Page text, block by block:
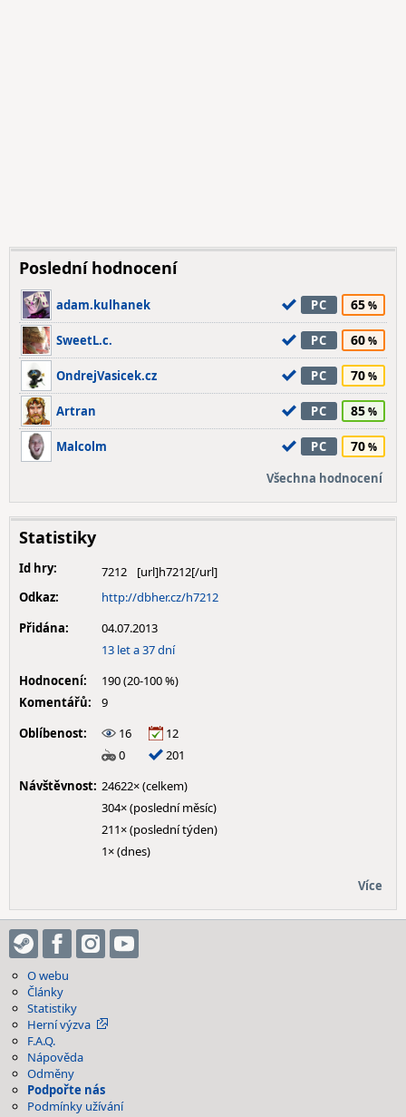
Poslední hodnocení
adam.kulhanek PC 65
SweetL.c. PC 60
OndrejVasicek.cz PC 70
Artran PC 85
Malcolm PC 70
Všechna hodnocení
Statistiky
Id hry:
7212
Odkaz:
http://dbher.cz/h7212
Přidána:
04.07.2013
13 let a 37 dní
Hodnocení:
190 (20-100 %)
Komentářů:
9
Oblíbenost:
16
12
0
201
Návštěvnost: 24622× (celkem)
304× (poslední měsíc)
211× (poslední týden)
1× (dnes)
Více
O webu
Články
Statistiky
Herní výzva
F.A.Q.
Nápověda
Odměny
Podpořte nás
Podmínky užívání